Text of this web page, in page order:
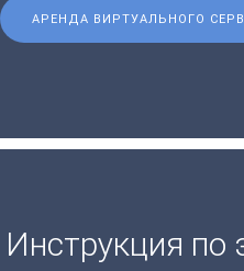
АРЕНДА ВИРТУАЛЬНОГО
Инструкция по